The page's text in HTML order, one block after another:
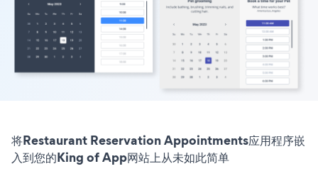
将Restaurant Reservation Appointments应用程序嵌
入到您的King of App网站上从未如此简单